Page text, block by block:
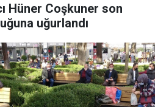
Hüner Coşkuner son
uğurlandı